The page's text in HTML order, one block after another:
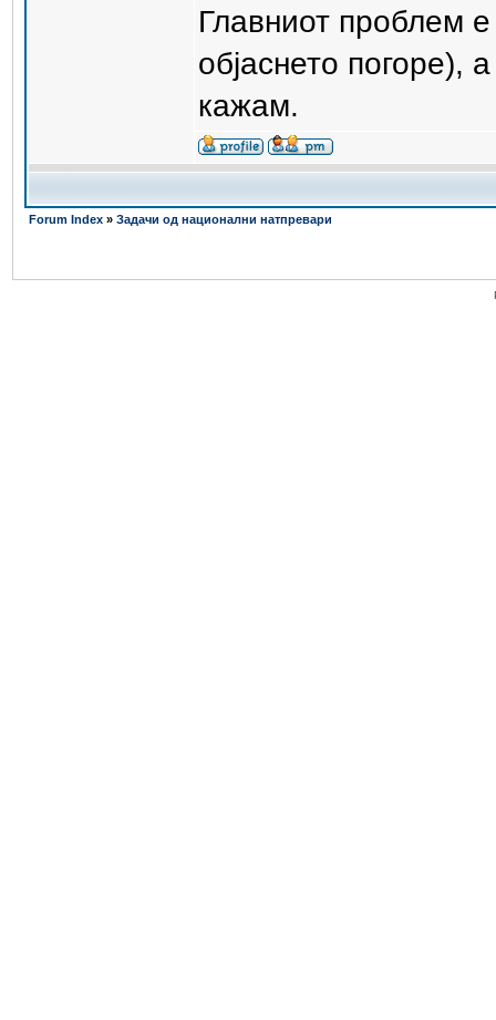
Главниот проблем
објаснето погоре),
кажам.
Forum Index » Задачи од национални натпревари